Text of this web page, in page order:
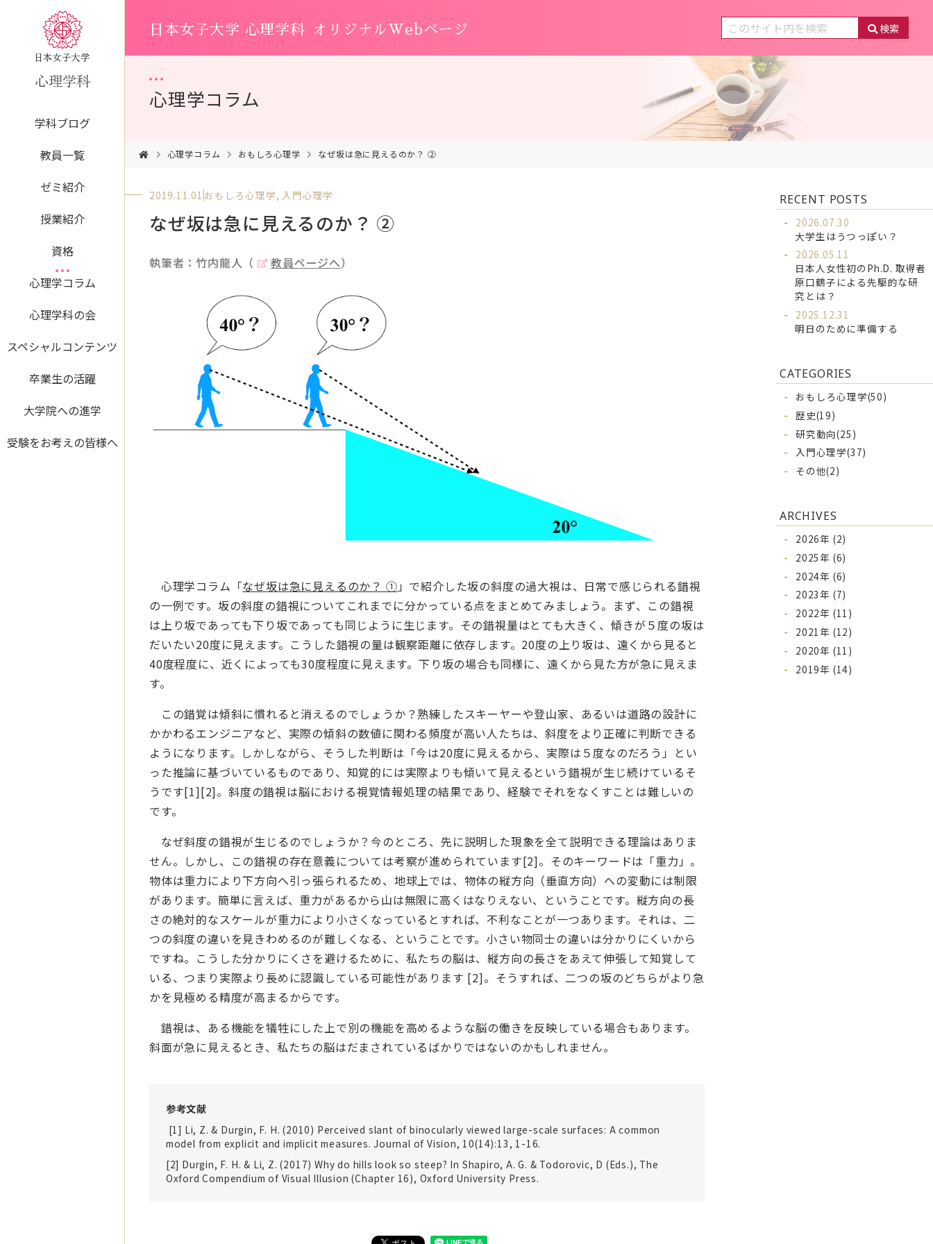
学科ブログ
教員一覧
ゼミ紹介
授業紹介
資格
心理学コラム
心理学科の会
スペシャルコンテンツ
卒業生の活躍
大学院への進学
受験をお考えの皆様へ
日本女子大学 心理学科 オリジナルWebページ 検索
心理学コラム
心理学コラム おもしろ心理学 なぜ坂は急に見えるのか？ ②
2019.11.01 おもしろ心理学, 入門心理学
なぜ坂は急に見えるのか？ ②
執筆者：竹内龍人（ 教員ページへ）
心理学コラム「なぜ坂は急に見えるのか？ ① 」で紹介した坂の斜度の過大視は、日常で感じられる錯視
の一例です。坂の斜度の錯視についてこれまでに分かっている点をまとめてみましょう。まず、この錯視
は上り坂であっても下り坂であっても同じように生じます。その錯視量はとても大きく、傾きが５度の坂は
だいたい20度に見えます。こうした錯視の量は観察距離に依存します。20度の上り坂は、遠くから見ると
40度程度に、近くによっても30度程度に見えます。下り坂の場合も同様に、遠くから見た方が急に見えま
す。
この錯覚は傾斜に慣れると消えるのでしょうか？熟練したスキーヤーや登山家、あるいは道路の設計に
かかわるエンジニアなど、実際の傾斜の数値に関わる頻度が高い人たちは、斜度をより正確に判断できる
ようになります。しかしながら、そうした判断は「今は20度に見えるから、実際は５度なのだろう」とい
った推論に基づいているものであり、知覚的には実際よりも傾いて見えるという錯視が生じ続けているそ
うです[1][2]。斜度の錯視は脳における視覚情報処理の結果であり、経験でそれをなくすことは難しいの
です。
なぜ斜度の錯視が生じるのでしょうか？今のところ、先に説明した現象を全て説明できる理論はありま
せん。しかし、この錯視の存在意義については考察が進められています[2]。そのキーワードは「重力」。
物体は重力により下方向へ引っ張られるため、地球上では、物体の縦方向（垂直方向）への変動には制限
があります。簡単に言えば、重力があるから山は無限に高くはなりえない、ということです。縦方向の長
さの絶対的なスケールが重力により小さくなっているとすれば、不利なことが一つあります。それは、二
つの斜度の違いを見きわめるのが難しくなる、ということです。小さい物同士の違いは分かりにくいから
ですね。こうした分かりにくさを避けるために、私たちの脳は、縦方向の長さをあえて伸張して知覚して
いる、つまり実際より長めに認識している可能性があります [2]。そうすれば、二つの坂のどちらがより急
かを見極める精度が高まるからです。
錯視は、ある機能を犠牲にした上で別の機能を高めるような脳の働きを反映している場合もあります。
斜面が急に見えるとき、私たちの脳はだまされているばかりではないのかもしれません。
参考文献
[1] Li, Z. & Durgin, F. H. (2010) Perceived slant of binocularly viewed large-scale surfaces: A common
model from explicit and implicit measures. Journal of Vision, 10(14):13, 1-16.
[2] Durgin, F. H. & Li, Z. (2017) Why do hills look so steep? In Shapiro, A. G. & Todorovic, D (Eds.), The
Oxford Compendium of Visual Illusion (Chapter 16), Oxford University Press.
RECENT POSTS
2026.07.30
大学生はうつっぽい？
2026.05.11
日本人女性初のPh.D. 取得者
原口鶴子による先駆的な研
究とは？
2025.12.31
明日のために準備する
CATEGORIES
おもしろ心理学(50)
歴史(19)
研究動向(25)
入門心理学(37)
その他(2)
ARCHIVES
2026年 (2)
2025年 (6)
2024年 (6)
2023年 (7)
2022年 (11)
2021年 (12)
2020年 (11)
2019年 (14)